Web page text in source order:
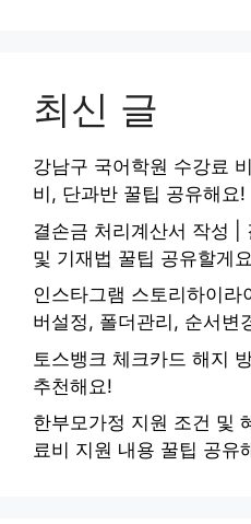
최신 글
강남구 국어학원 수강료
비, 단과반 꿀팁 공유해요!
결손금 처리계산서 작성 |
및 기재법 꿀팁 공유할게
인스타그램 스토리하이
버설정, 폴더관리, 순서변
토스뱅크 체크카드 해지
추천해요!
한부모가정 지원 조건 및
료비 지원 내용 꿀팁 공유